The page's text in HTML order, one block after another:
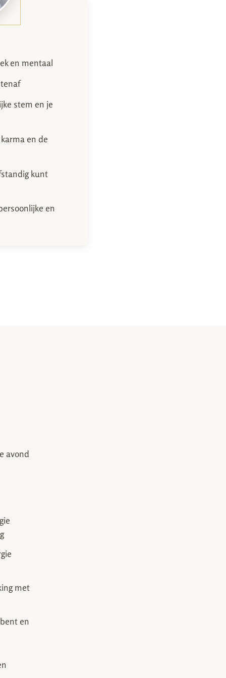
en mentaal
stem en je
en de
kunt
en
avond
met
en